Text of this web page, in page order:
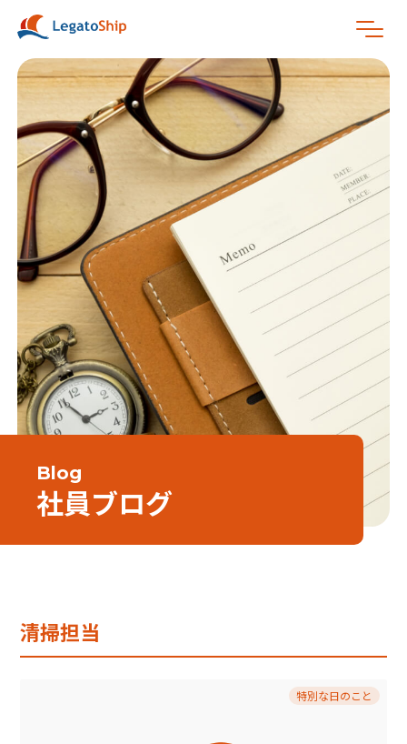
Blog
社員ブログ
清掃担当
特別な日のこと